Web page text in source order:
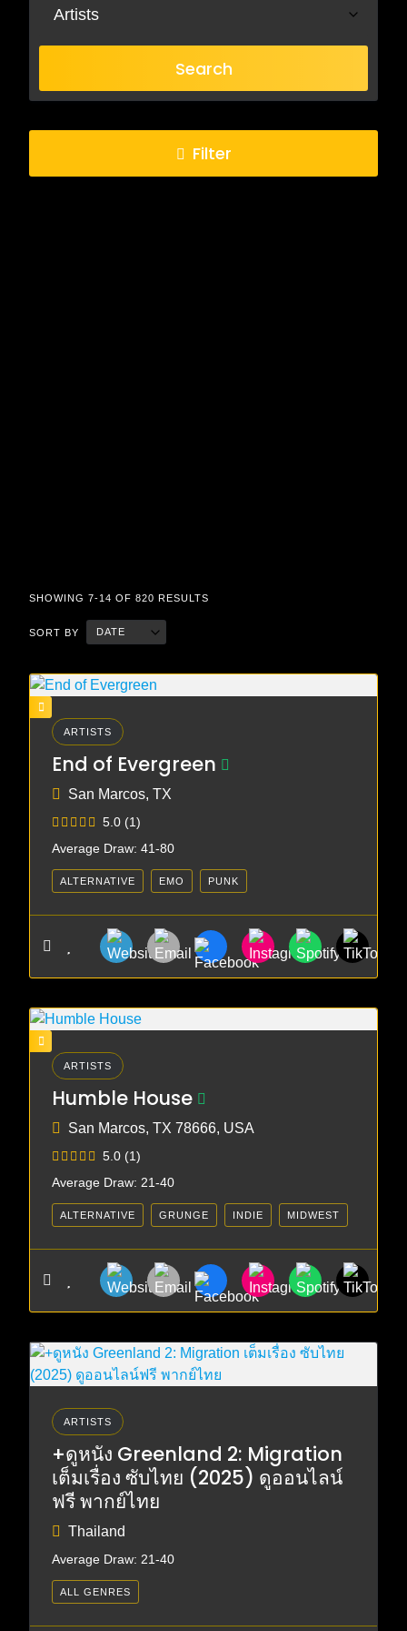
Artists
Search
Filter
SHOWING 7-14 OF 820 RESULTS
SORT BY DATE
ARTISTS
End of Evergreen
San Marcos, TX
5.0 (1)
Average Draw: 41-80
ALTERNATIVE EMO PUNK
ARTISTS
Humble House
San Marcos, TX 78666, USA
5.0 (1)
Average Draw: 21-40
ALTERNATIVE GRUNGE INDIE MIDWEST
ARTISTS
+ดูหนัง Greenland 2: Migration
เต็มเรื่อง ซับไทย (2025) ดูออนไลน์
ฟรี พากย์ไทย
Thailand
Average Draw: 21-40
ALL GENRES